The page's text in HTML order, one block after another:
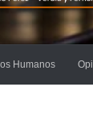
Humanos